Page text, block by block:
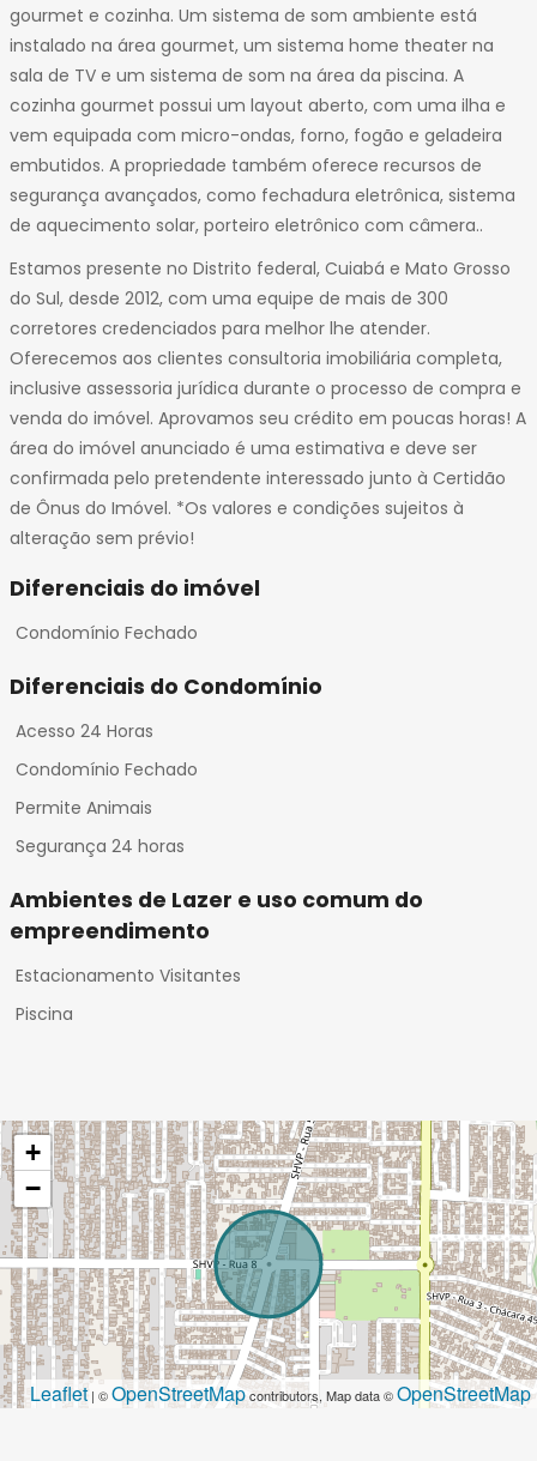
gourmet e cozinha. Um sistema de som ambiente está
instalado na área gourmet, um sistema home theater na
sala de TV e um sistema de som na área da piscina. A
cozinha gourmet possui um layout aberto, com uma ilha e
vem equipada com micro-ondas, forno, fogão e geladeira
embutidos. A propriedade também oferece recursos de
segurança avançados, como fechadura eletrônica, sistema
de aquecimento solar, porteiro eletrônico com câmera..
Estamos presente no Distrito federal, Cuiabá e Mato Grosso
do Sul, desde 2012, com uma equipe de mais de 300
corretores credenciados para melhor lhe atender.
Oferecemos aos clientes consultoria imobiliária completa,
inclusive assessoria jurídica durante o processo de compra e
venda do imóvel. Aprovamos seu crédito em poucas horas! A
área do imóvel anunciado é uma estimativa e deve ser
confirmada pelo pretendente interessado junto à Certidão
de Ônus do Imóvel. *Os valores e condições sujeitos à
alteração sem prévio!
Diferenciais do imóvel
Condomínio Fechado
Diferenciais do Condomínio
Acesso 24 Horas
Condomínio Fechado
Permite Animais
Segurança 24 horas
Ambientes de Lazer e uso comum do
empreendimento
Estacionamento Visitantes
Piscina
+
−
Leaflet| ©OpenStreetMapcontributors, Map data ©OpenStreetMap